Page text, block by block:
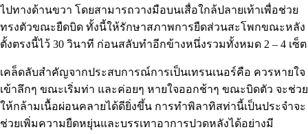
ไปทางด้านขวา โดยสามารถวางมือบนเสื่อใกล้ปลายเท้าเพื่อช่วย
ทรงตัวขณะยืดบิด ทั้งนี้ให้รักษาสภาพการยืดส่วนสะโพกขณะหลัง
ตั้งตรงนี้ไว้ 30 วินาที ก่อนสลับทำอีกข้างหนึ่งรวมทั้งหมด 2 – 4 เซ็ต
เคล็ดลับสำคัญจากประสบการณ์การเป็นเทรนเนอร์คือ ควรหายใจ
เข้าลึกๆ ขณะเริ่มท่า และค่อยๆ หายใจออกช้าๆ ขณะบิดตัว จะช่วย
ให้กล้ามเนื้อผ่อนคลายได้ดียิ่งขึ้น การทำพิลาทิสท่านี้เป็นประจำจะ
ช่วยเพิ่มความยืดหยุ่นและบรรเทาอาการปวดหลังได้อย่างมี